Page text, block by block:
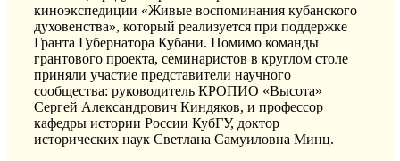
киноэкспедиции «Живые воспоминания кубанского
духовенства», который реализуется при поддержке
Гранта Губернатора Кубани. Помимо команды
грантового проекта, семинаристов в круглом столе
приняли участие представители научного
сообщества: руководитель КРОПИО «Высота»
Сергей Александрович Киндяков, и профессор
кафедры истории России КубГУ, доктор
исторических наук Светлана Самуиловна Минц.